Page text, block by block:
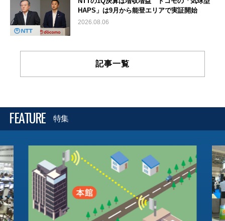
HAPS」は9月から能登エリアで実証開始
2026.08.06
記事一覧
FEATURE 特集